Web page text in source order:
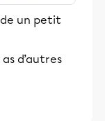
les élèves
un petit
d’autres